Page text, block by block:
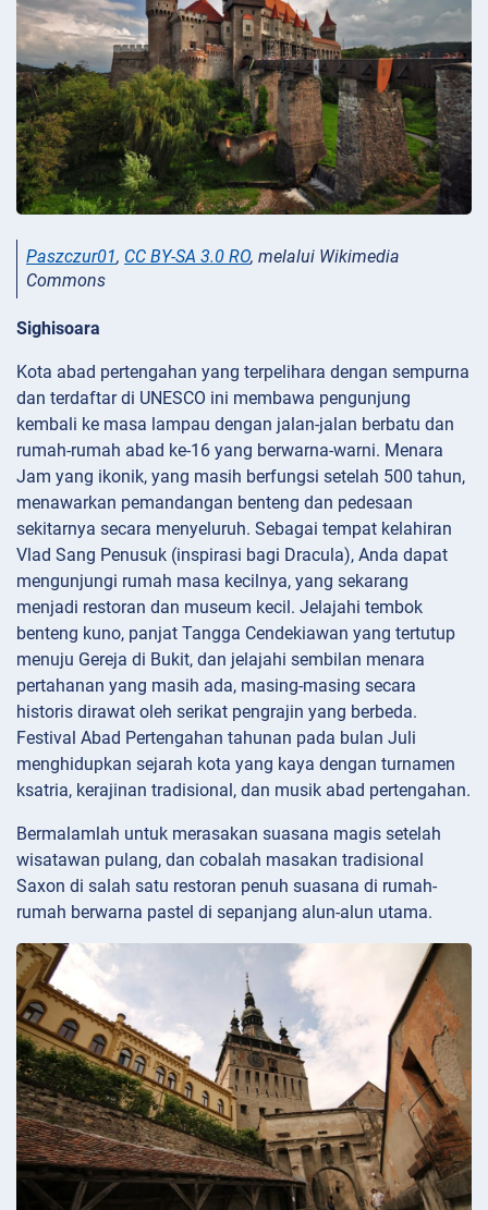
Paszczur01, CC BY-SA 3.0 RO, melalui Wikimedia
Commons
Sighisoara
Kota abad pertengahan yang terpelihara dengan sempurna
dan terdaftar di UNESCO ini membawa pengunjung
kembali ke masa lampau dengan jalan-jalan berbatu dan
rumah-rumah abad ke-16 yang berwarna-warni. Menara
Jam yang ikonik, yang masih berfungsi setelah 500 tahun,
menawarkan pemandangan benteng dan pedesaan
sekitarnya secara menyeluruh. Sebagai tempat kelahiran
Vlad Sang Penusuk (inspirasi bagi Dracula), Anda dapat
mengunjungi rumah masa kecilnya, yang sekarang
menjadi restoran dan museum kecil. Jelajahi tembok
benteng kuno, panjat Tangga Cendekiawan yang tertutup
menuju Gereja di Bukit, dan jelajahi sembilan menara
pertahanan yang masih ada, masing-masing secara
historis dirawat oleh serikat pengrajin yang berbeda.
Festival Abad Pertengahan tahunan pada bulan Juli
menghidupkan sejarah kota yang kaya dengan turnamen
ksatria, kerajinan tradisional, dan musik abad pertengahan.
Bermalamlah untuk merasakan suasana magis setelah
wisatawan pulang, dan cobalah masakan tradisional
Saxon di salah satu restoran penuh suasana di rumah-
rumah berwarna pastel di sepanjang alun-alun utama.